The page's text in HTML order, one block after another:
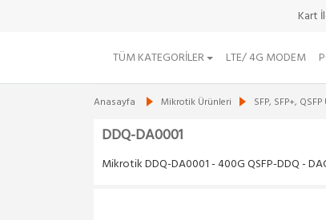
Kart
TÜM KATEGORILER LTE/ 4G MODEM
Anasayfa Mikrotik Ürünleri SFP, SFP+,
DDQ-DA0001
Mikrotik DDQ-DA0001 - 400G QSFP-DDQ -